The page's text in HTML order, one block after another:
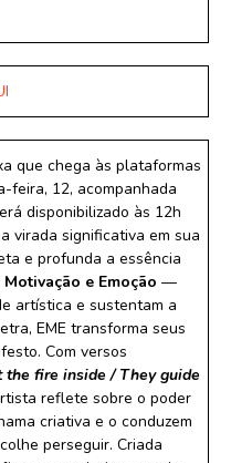
que chega às plataformas
feira, 12, acompanhada
disponibilizado às 12h
virada significativa em sua
e profunda a essência
Motivação e Emoção —
artística e sustentam a
EME transforma seus
Com versos
fire inside / They guide
reflete sobre o poder
criativa e o conduzem
perseguir. Criada